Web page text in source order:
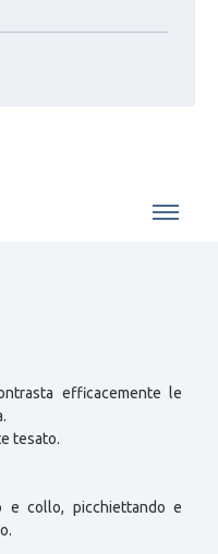
efficacemente le
tesato.
e collo, picchiettando e